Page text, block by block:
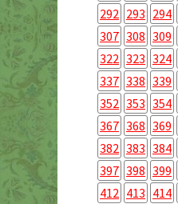
292 293 294
307 308 309
322 323 324
337 338 339
352 353 354
367 368 369
382 383 384
397 398 399
412 413 414